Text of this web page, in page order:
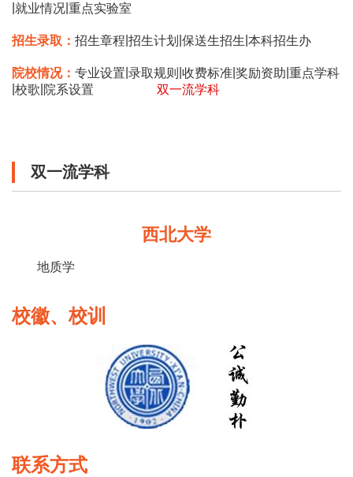
就业情况 重点实验室
招生录取： 招生章程 招生计划 保送生招生 本科招生办
院校情况： 专业设置 录取规则 收费标准 奖励资助 重点学科
校歌 院系设置 双一流学科
双一流学科
西北大学
地质学
校徽、校训
联系方式